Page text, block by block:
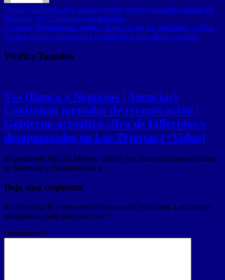
Previos Sinfónica de Carabobo ofrece primer concierto familiar en
Hesperia WTC Valencia este domingo
Proximo Mejoramiento estético dental de las 14 candidatas al Miss
Earth Carabobo 2019 estará a cargo de la Dra. Roba Izzeddin
Verifica También
Vía (Banca y Negocios | Agencias)
Continúan jornadas de recuperación |
Gobierno actualizó cifra de fallecidos y
desaparecidos en Las Tejerías (+Video)
El presidente Nicolás Maduro ofreció este martes un nuevo balance
de fallecidos y desaparecidos a …
Deja una respuesta
Tu dirección de correo electrónico no será publicada. Los campos
obligatorios están marcados con *
Comentario *